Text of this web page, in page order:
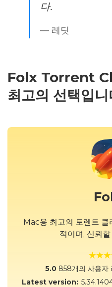
다.
— 레딧
Folx Torrent
최고의 선택입니
Mac용 최고의 토렌트 클
적이며, 신뢰
5.0 858개의 사용자
Latest version: